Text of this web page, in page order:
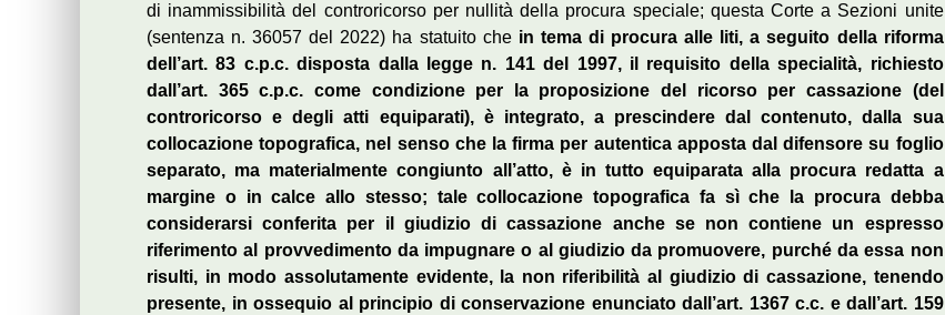
di inammissibilità del controricorso per nullità della procura speciale; questa Corte a Sezioni unite
(sentenza n. 36057 del 2022) ha statuito che in tema di procura alle liti, a seguito della riforma
dell’art. 83 c.p.c. disposta dalla legge n. 141 del 1997, il requisito della specialità, richiesto
dall’art. 365 c.p.c. come condizione per la proposizione del ricorso per cassazione (del
controricorso e degli atti equiparati), è integrato, a prescindere dal contenuto, dalla sua
collocazione topografica, nel senso che la firma per autentica apposta dal difensore su foglio
separato, ma materialmente congiunto all’atto, è in tutto equiparata alla procura redatta a
margine o in calce allo stesso; tale collocazione topografica fa sì che la procura debba
considerarsi conferita per il giudizio di cassazione anche se non contiene un espresso
riferimento al provvedimento da impugnare o al giudizio da promuovere, purché da essa non
risulti, in modo assolutamente evidente, la non riferibilità al giudizio di cassazione, tenendo
presente, in ossequio al principio di conservazione enunciato dall’art. 1367 c.c. e dall’art. 159